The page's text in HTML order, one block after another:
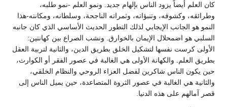
كان العلم أيضاً يزود الناس بإلهام جديد. ونمو العلم -نمو طلبه،
وطرائقه، وكشوفه، وتنبؤاته، وثمراته الناجحة، وسلطانه، ومكانته-هذا
النمو هو الجانب الإيجابي لذلك التطور الحديث الأساسي الذي كان جانبه
السلبي هو اضمحلال الإيمان بالخوارق. ونشب الصراع بين كهانتين:
الأولى كرست نفسها لتشكيل الخلق بطريق الدين، والثانية لتربية العقل
بطريق العلم. والكهانة الأولى هي الغالبة في عصور الفقر أو الكوارث،
حين يكون الناس شاكرين لفضل العزاء الروحي والنظام الخلقي،
والثانية هي الغالبة في عصور الثروة المتصاعدة، حين يميل الناس إلى
قصر آمالهم على هذه الدنيا.